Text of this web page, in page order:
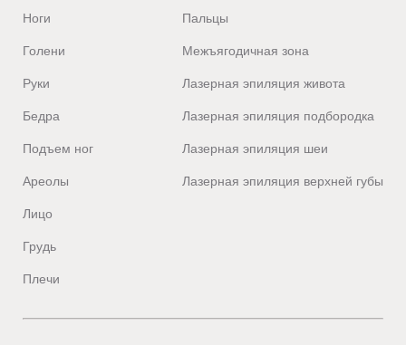
Ноги
Голени
Руки
Бедра
Подъем ног
Ареолы
Лицо
Грудь
Плечи
Пальцы
Межъягодичная зона
Лазерная эпиляция живота
Лазерная эпиляция подбородка
Лазерная эпиляция шеи
Лазерная эпиляция верхней губы